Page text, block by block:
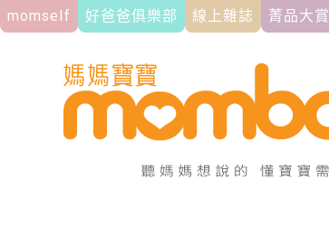
momself 好爸爸俱樂部 線上雜誌 菁品大賞